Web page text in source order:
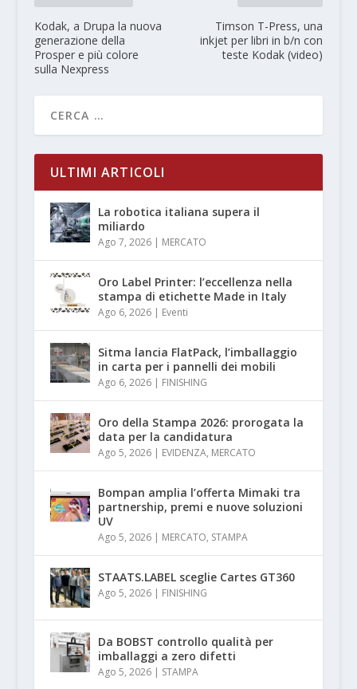
Kodak, a Drupa la nuova
generazione della
Prosper e più colore
sulla Nexpress
Timson T-Press, una
inkjet per libri in b/n con
teste Kodak (video)
ULTIMI ARTICOLI
La robotica italiana supera il
miliardo
Ago 7, 2026| MERCATO
Oro Label Printer: l’eccellenza nella
stampa di etichette Made in Italy
Ago 6, 2026| Eventi
Sitma lancia FlatPack, l’imballaggio
in carta per i pannelli dei mobili
Ago 6, 2026| FINISHING
Oro della Stampa 2026: prorogata la
data per la candidatura
Ago 5, 2026| EVIDENZA, MERCATO
Bompan amplia l’offerta Mimaki tra
partnership, premi e nuove soluzioni
UV
Ago 5, 2026| MERCATO, STAMPA
STAATS.LABEL sceglie Cartes GT360
Ago 5, 2026| FINISHING
Da BOBST controllo qualità per
imballaggi a zero difetti
Ago 5, 2026| STAMPA